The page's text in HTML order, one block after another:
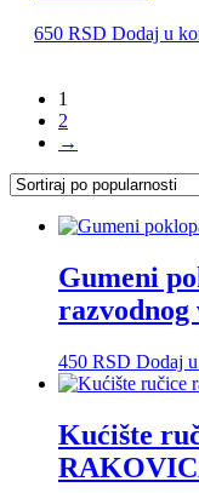
650 RSD Dodaj u
1
2
→
Gumeni
razvodnog
450 RSD Dodaj
Kućište